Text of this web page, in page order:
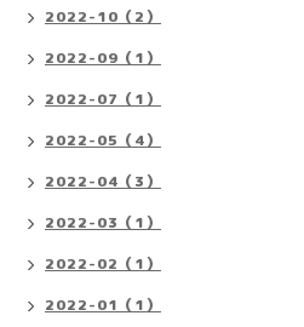
2022-10（2）
2022-09（1）
2022-07（1）
2022-05（4）
2022-04（3）
2022-03（1）
2022-02（1）
2022-01（1）